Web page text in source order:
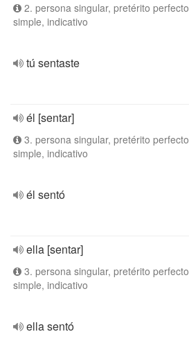
2. persona singular, pretérito perfecto
simple, indicativo
tú sentaste
él [sentar]
3. persona singular, pretérito perfecto
simple, indicativo
él sentó
ella [sentar]
3. persona singular, pretérito perfecto
simple, indicativo
ella sentó